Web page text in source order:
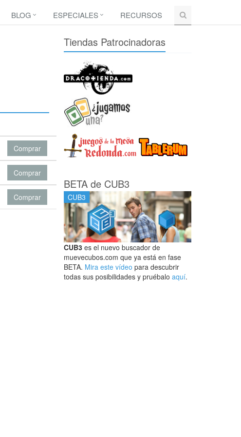
BLOG ESPECIALES RECURSOS
Comprar
Comprar
Comprar
Tiendas Patrocinadoras
BETA de CUB3
CUB3
CUB3es el nuevo buscador de
muevecubos.com que ya está en fase
BETA. Mira este vídeo para descubrir
todas sus posibilidades y pruébalo aquí.